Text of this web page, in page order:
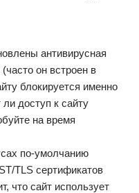
антивирусная
он встроен в
блокируется именно
доступ к сайту
на время
по-умолчанию
TLS сертификатов
что сайт использует